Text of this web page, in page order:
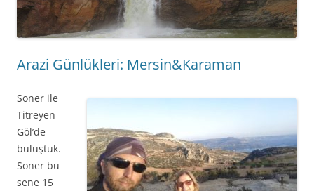
Arazi Günlükleri: Mersin&Karaman
Soner ile
Titreyen
Göl’de
buluştuk.
Soner bu
sene 15